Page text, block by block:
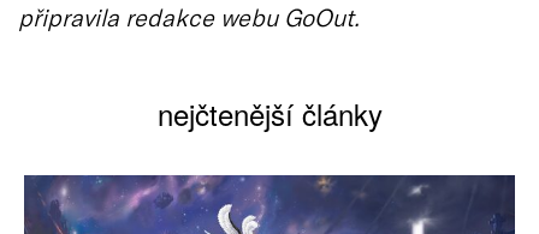
připravila redakce webu GoOut.
nejčtenější články